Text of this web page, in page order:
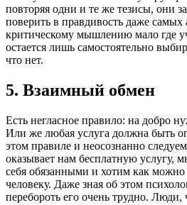
повторяя одни и те же тезисы, они
поверить в правдивость даже
критическому мышлению мало где
остается лишь самостоятельно
что нет.
5. Взаимный обмен
Есть негласное правило: на добро
Или же любая услуга должна быть
этом правиле и неосознанно
оказывает нам бесплатную услугу,
себя обязанными и хотим как можно
человеку. Даже зная об этом
перебороть его очень трудно. Люди,